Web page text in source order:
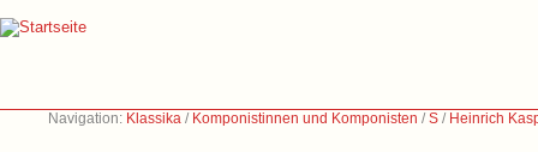
Navigation: Klassika / Komponistinnen und Komponisten /S / Heinrich